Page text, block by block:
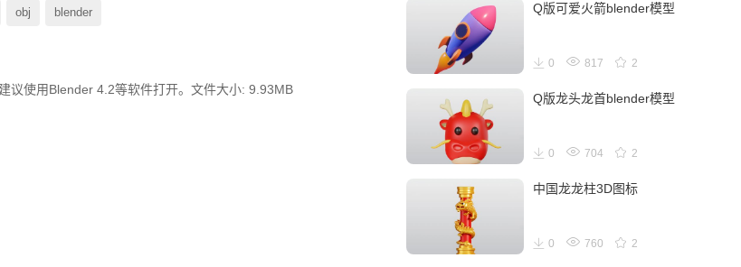
obj blender
议使用Blender 4.2等软件打开。文件大小: 9.93MB
Q版可爱火箭blender模型
0 817 2
Q版龙头龙首blender模型
0 704 2
中国龙龙柱3D图标
0 760 2